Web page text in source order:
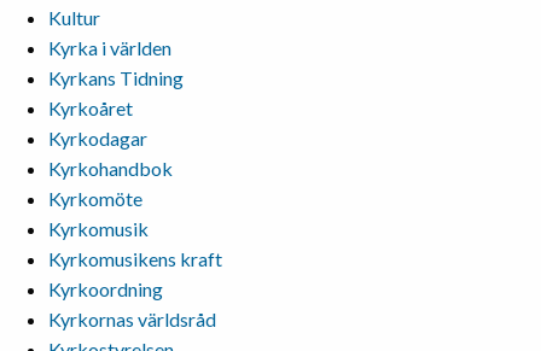
Kultur
Kyrka i världen
Kyrkans Tidning
Kyrkoåret
Kyrkodagar
Kyrkohandbok
Kyrkomöte
Kyrkomusik
Kyrkomusikens kraft
Kyrkoordning
Kyrkornas världsråd